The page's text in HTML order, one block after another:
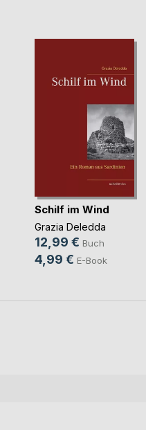
Schilf im Wind
Grazia Deledda
12,99 € Buch
4,99 € E-Book